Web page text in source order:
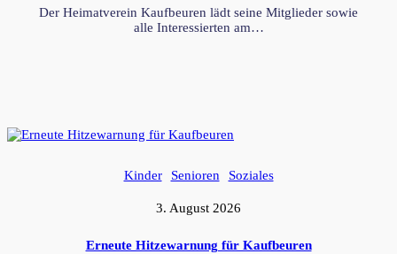
Der Heimatverein Kaufbeuren lädt seine Mitglieder sowie
alle Interessierten am…
Kinder Senioren Soziales
3. August 2026
Erneute Hitzewarnung für Kaufbeuren